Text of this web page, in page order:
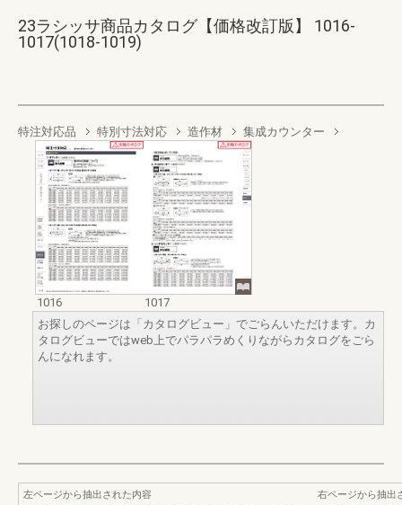
23ラシッサ商品カタログ【価格改訂版】 1016-
1017(1018-1019)
特注対応品 特別寸法対応 造作材 集成カウンター
1016
1017
お探しのページは「カタログビュー」でごらんいただけます。カ
タログビューではweb上でパラパラめくりながらカタログをごら
んになれます。
左ページから抽出された内容
右ページから抽出